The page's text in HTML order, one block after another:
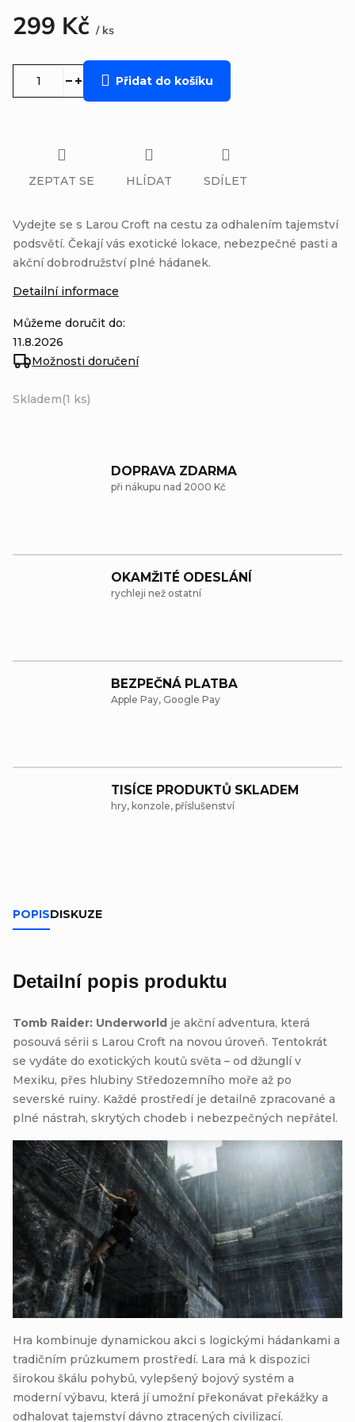
299 Kč / ks
Skladem(1 ks)
Můžeme doručit do:
11.8.2026
Možnosti doručení
Přidat do košíku
Vydejte se s Larou Croft na cestu za odhalením tajemství
podsvětí. Čekají vás exotické lokace, nebezpečné pasti a
akční dobrodružství plné hádanek.
Detailní informace
ZEPTAT SE HLÍDAT SDÍLET
DOPRAVA ZDARMA
při nákupu nad 2000 Kč
OKAMŽITÉ ODESLÁNÍ
rychleji než ostatní
BEZPEČNÁ PLATBA
Apple Pay, Google Pay
TISÍCE PRODUKTŮ SKLADEM
hry, konzole, příslušenství
POPISDISKUZE
Detailní popis produktu
Tomb Raider: Underworld je akční adventura, která
posouvá sérii s Larou Croft na novou úroveň. Tentokrát
se vydáte do exotických koutů světa – od džunglí v
Mexiku, přes hlubiny Středozemního moře až po
severské ruiny. Každé prostředí je detailně zpracované a
plné nástrah, skrytých chodeb i nebezpečných nepřátel.
Hra kombinuje dynamickou akci s logickými hádankami a
tradičním průzkumem prostředí. Lara má k dispozici
širokou škálu pohybů, vylepšený bojový systém a
moderní výbavu, která jí umožní překonávat překážky a
odhalovat tajemství dávno ztracených civilizací.